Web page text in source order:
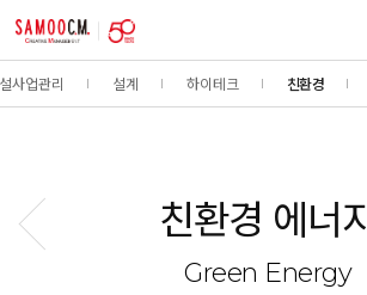
samoocm
사업관리 설계 하이테크 친환경
이전페이지 친환경 에너지
Green Energy